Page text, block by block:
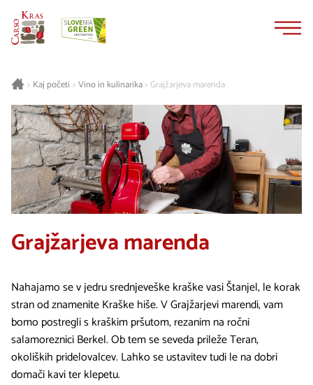
> Kaj početi > Vino in kulinarika>Grajžarjeva marenda
Grajžarjeva marenda
Nahajamo se v jedru srednjeveške kraške vasi Štanjel, le korak
stran od znamenite Kraške hiše. V Grajžarjevi marendi, vam
bomo postregli s kraškim pršutom, rezanim na ročni
salamoreznici Berkel. Ob tem se seveda prileže Teran,
okoliških pridelovalcev. Lahko se ustavitev tudi le na dobri
domači kavi ter klepetu.